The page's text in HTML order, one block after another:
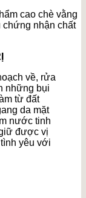
cao chè vằng
chứng nhận chất
về, rửa
những bụi
từ đất
da mặt
nước tinh
được vị
yêu với